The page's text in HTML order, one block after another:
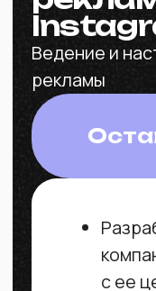
заказывая только
условии, что вы
подготовить
нашим
вас упакован
выстроен путь